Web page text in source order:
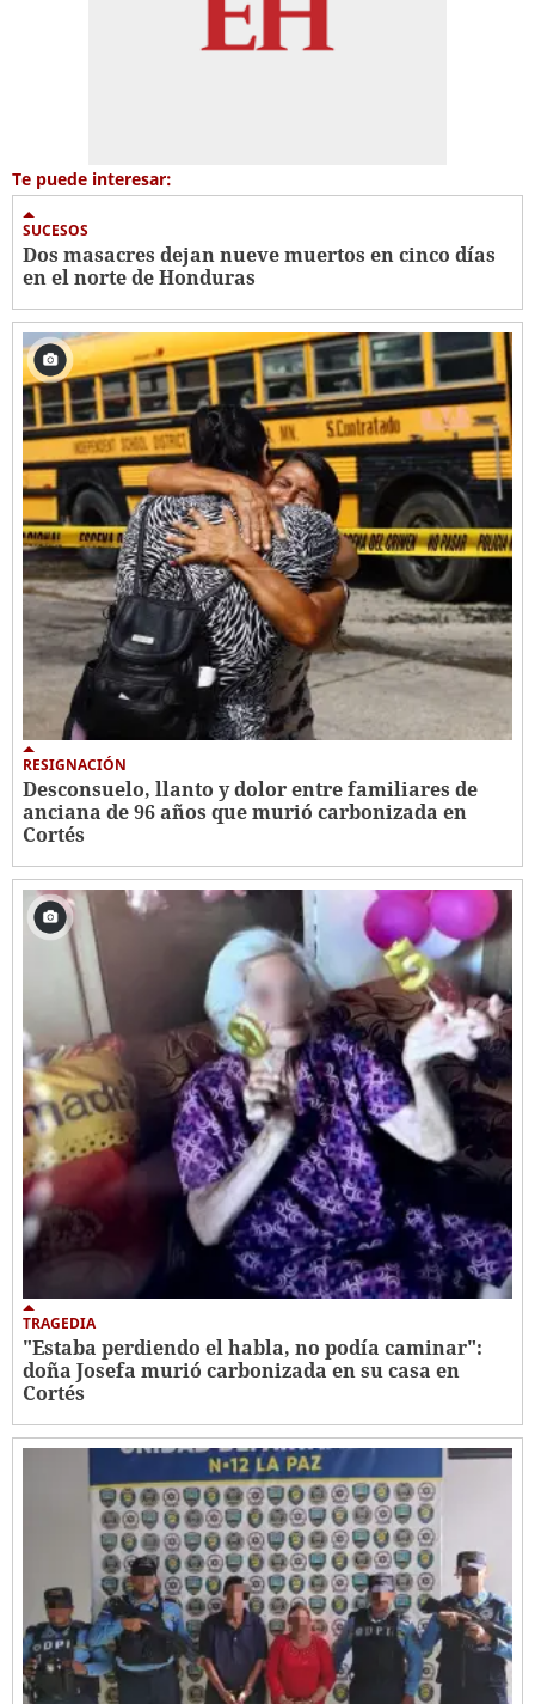
Te puede interesar:
SUCESOS
Dos masacres dejan nueve muertos en cinco días
en el norte de Honduras
RESIGNACIÓN
​​​​Desconsuelo, llanto y dolor entre familiares de
anciana de 96 años que murió carbonizada en
Cortés
TRAGEDIA
"Estaba perdiendo el habla, no podía caminar":
doña Josefa murió carbonizada en su casa en
Cortés